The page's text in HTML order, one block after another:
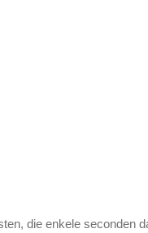
die enkele seconden